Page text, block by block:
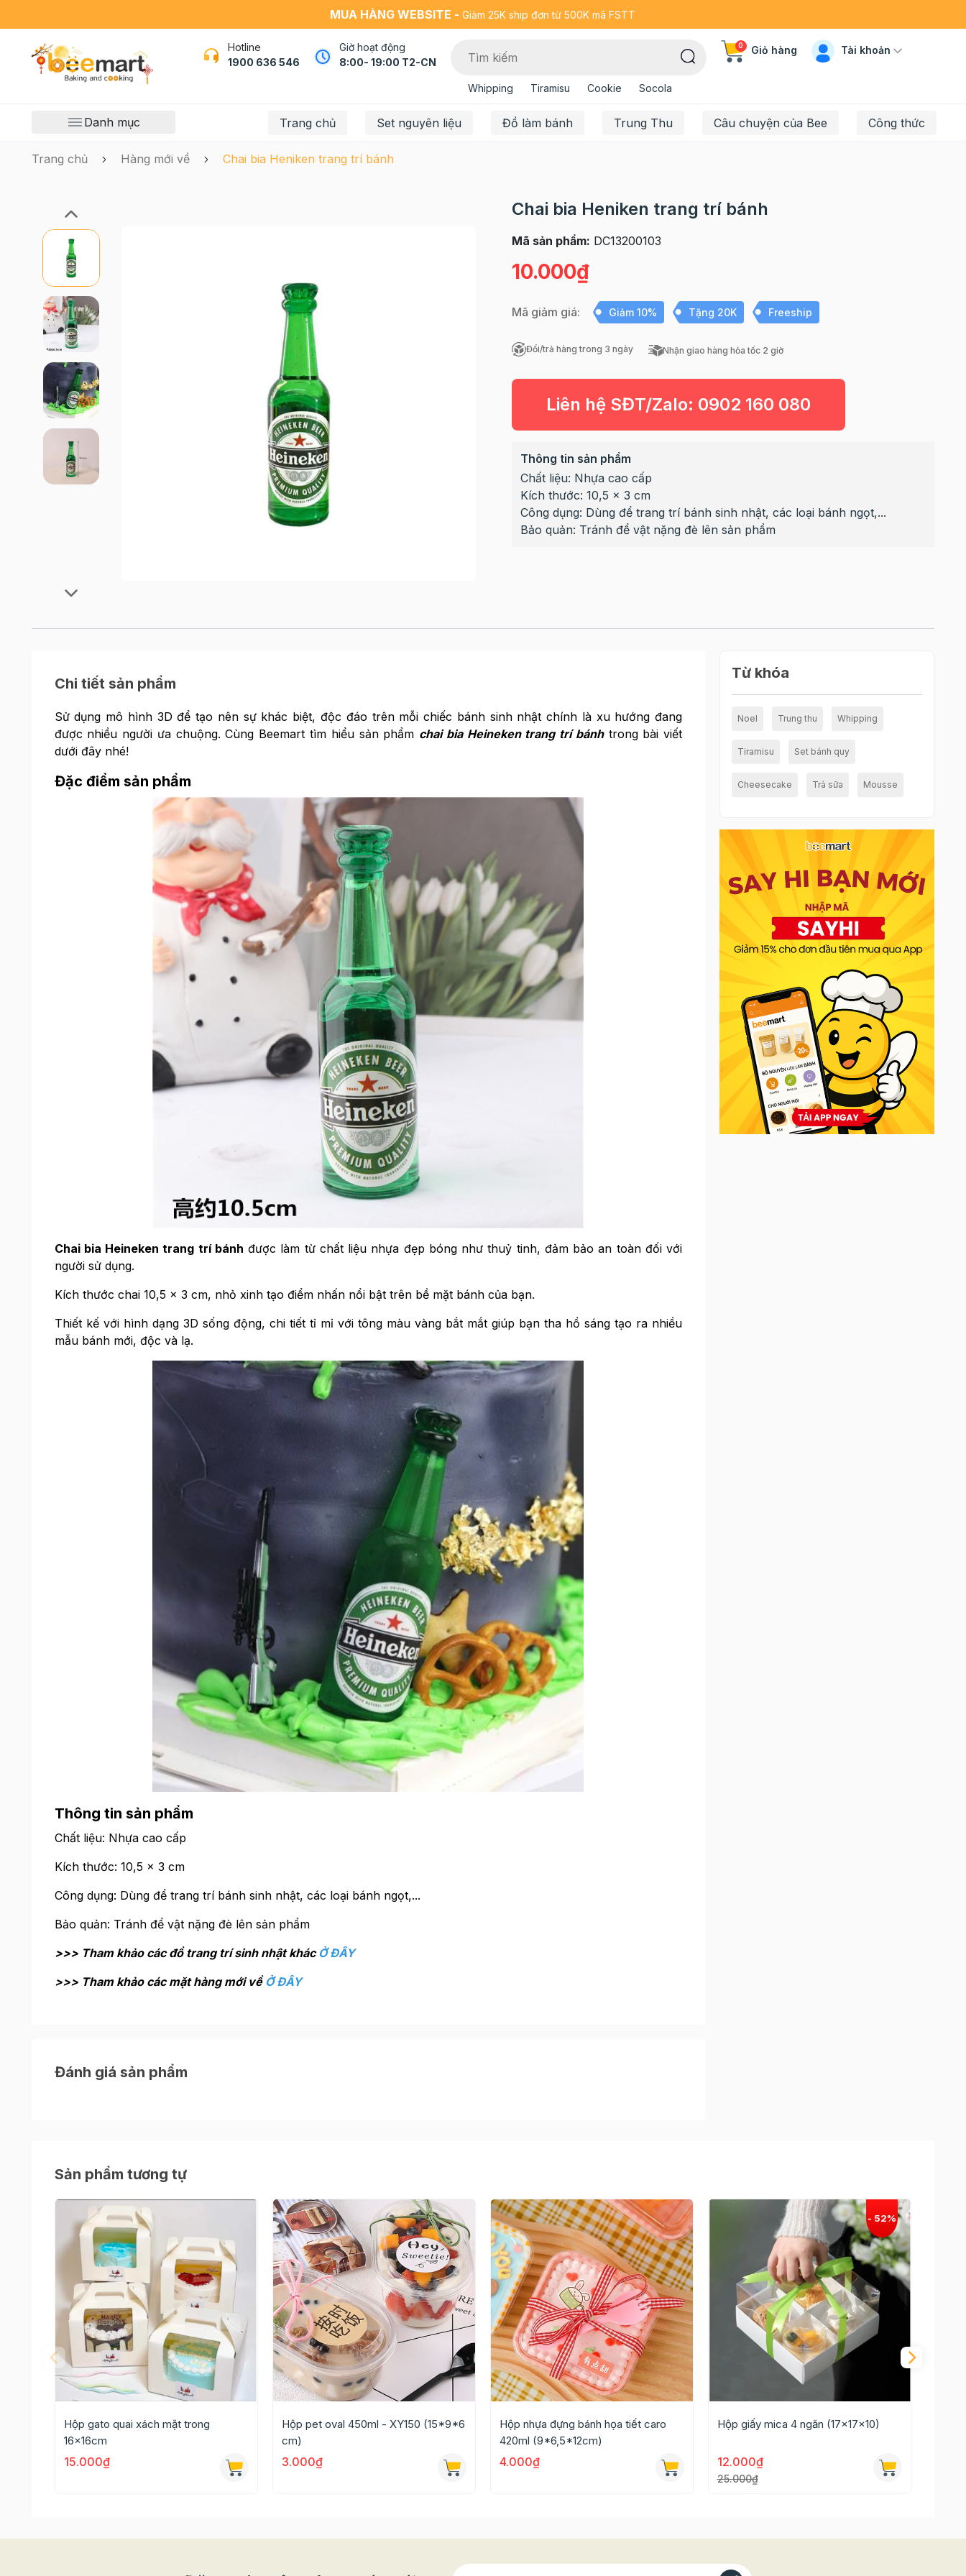
MUA HÀNG WEBSITE - Giảm 25K ship đơn từ 500K mã FSTT
Hotline
1900 636 546
Giờ hoạt động
8:00- 19:00 T2-CN
Whipping Tiramisu Cookie Socola
0 Giỏ hàng Tài khoản
Danh mục Trang chủ Set nguyên liệu Đồ làm bánh Trung Thu Câu chuyện của Bee Công thức
Trang chủ Hàng mới về Chai bia Heniken trang trí bánh
Chai bia Heniken trang trí bánh
Mã sản phẩm: DC13200103
10.000₫
Mã giảm giá: Giảm 10% Tặng 20K Freeship
Đổi/trả hàng trong 3 ngày Nhận giao hàng hỏa tốc 2 giờ
Liên hệ SĐT/Zalo: 0902 160 080
Thông tin sản phẩm
Chất liệu: Nhựa cao cấp
Kích thước: 10,5 x 3 cm
Công dụng: Dùng để trang trí bánh sinh nhật, các loại bánh ngọt,...
Bảo quản: Tránh để vật nặng đè lên sản phẩm
Chi tiết sản phẩm
Sử dụng mô hình 3D để tạo nên sự khác biệt, độc đáo trên mỗi chiếc bánh sinh nhật chính là xu hướng đang
được nhiều người ưa chuộng. Cùng Beemart tìm hiểu sản phẩm chai bia Heineken trang trí bánhtrong bài viết
dưới đây nhé!
Đặc điểm sản phẩm
Chai bia Heineken trang trí bánh được làm từ chất liệu nhựa đẹp bóng như thuỷ tinh, đảm bảo an toàn đối với
người sử dụng.
Kích thước chai 10,5 x 3 cm, nhỏ xinh tạo điểm nhấn nổi bật trên bề mặt bánh của bạn.
Thiết kế với hình dạng 3D sống động, chi tiết tỉ mỉ với tông màu vàng bắt mắt giúp bạn tha hồ sáng tạo ra nhiều
mẫu bánh mới, độc và lạ.
Thông tin sản phẩm
Chất liệu: Nhựa cao cấp
Kích thước: 10,5 x 3 cm
Công dụng: Dùng để trang trí bánh sinh nhật, các loại bánh ngọt,...
Bảo quản: Tránh để vật nặng đè lên sản phẩm
>>> Tham khảo các đồ trang trí sinh nhật khác Ở ĐÂY
>>> Tham khảo các mặt hàng mới về Ở ĐÂY
Đánh giá sản phẩm
Từ khóa
Noel Trung thu Whipping
Tiramisu Set bánh quy
Cheesecake Trà sữa Mousse
Sản phẩm tương tự
Hộp gato quai xách mặt trong
16x16cm
15.000₫
Hộp pet oval 450ml - XY150 (15*9*6
cm)
3.000₫
Hộp nhựa đựng bánh họa tiết caro
420ml (9*6,5*12cm)
4.000₫
Hộp giấy mica 4 ngăn (17x17x10)
12.000₫
25.000₫